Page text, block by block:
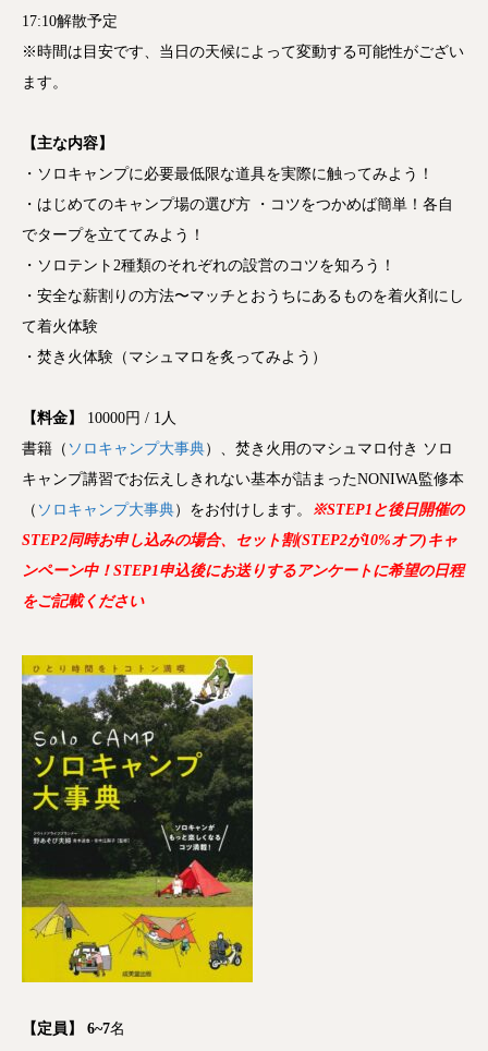
17:10解散予定
※時間は目安です、当日の天候によって変動する可能性がござい
ます。
【主な内容】
・ソロキャンプに必要最低限な道具を実際に触ってみよう！
・はじめてのキャンプ場の選び方 ・コツをつかめば簡単！各自
でタープを立ててみよう！
・ソロテント2種類のそれぞれの設営のコツを知ろう！
・安全な薪割りの方法〜マッチとおうちにあるものを着火剤にし
て着火体験
・焚き火体験（マシュマロを炙ってみよう）
【料金】
10000円 / 1人
書籍（ ソロキャンプ大事典）、焚き火用のマシュマロ付き ソロ
キャンプ講習でお伝えしきれない基本が詰まったNONIWA監修本
（ ソロキャンプ大事典）をお付けします。
※STEP1と後日開催の
STEP2同時お申し込みの場合、セット割(STEP2が10%オフ)キャ
ンペーン中！STEP1申込後にお送りするアンケートに希望の日程
をご記載ください
【定員】 6~7名